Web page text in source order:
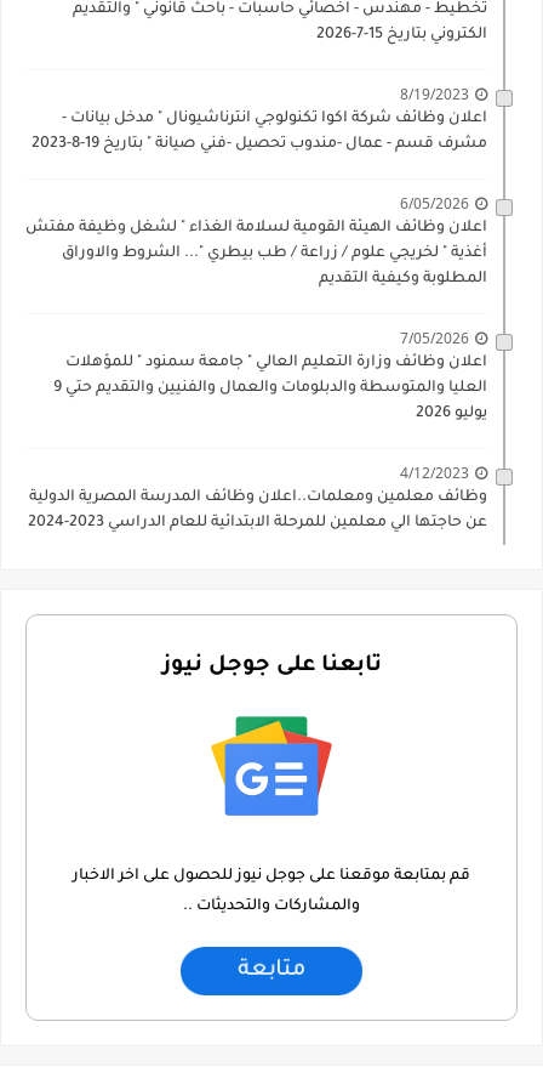
تخطيط - مهندس - اخصائي حاسبات - باحث قانوني " والتقديم
الكتروني بتاريخ 15-7-2026
8/19/2023
اعلان وظائف شركة اكوا تكنولوجي انترناشيونال " مدخل بيانات -
مشرف قسم - عمال -مندوب تحصيل -فني صيانة " بتاريخ 19-8-2023
6/05/2026
اعلان وظائف الهيئة القومية لسلامة الغذاء " لشغل وظيفة مفتش
أغذية " لخريجي علوم / زراعة / طب بيطري "... الشروط والاوراق
المطلوبة وكيفية التقديم
7/05/2026
اعلان وظائف وزارة التعليم العالي " جامعة سمنود " للمؤهلات
العليا والمتوسطة والدبلومات والعمال والفنيين والتقديم حتي 9
يوليو 2026
4/12/2023
وظائف معلمين ومعلمات..اعلان وظائف المدرسة المصرية الدولية
عن حاجتها الي معلمين للمرحلة الابتدائية للعام الدراسي 2023-2024
تابعنا على جوجل نيوز
قم بمتابعة موقعنا على جوجل نيوز للحصول على اخر الاخبار
والمشاركات والتحديثات ..
متابعة